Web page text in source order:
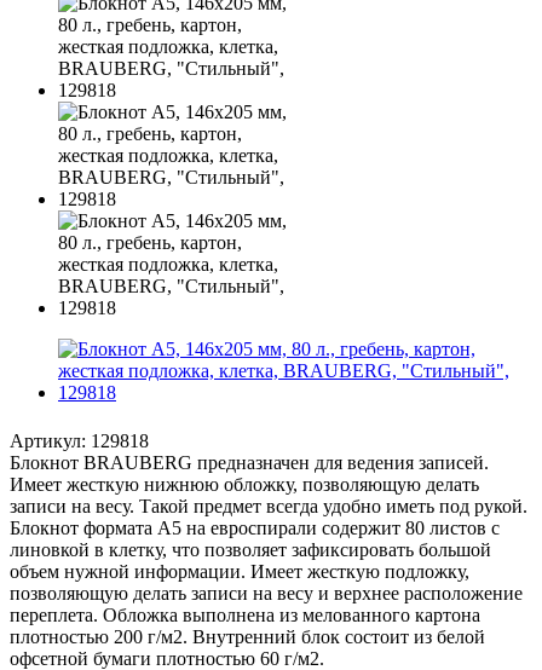
Артикул: 129818
Блокнот BRAUBERG предназначен для ведения записей.
Имеет жесткую нижнюю обложку, позволяющую делать
записи на весу. Такой предмет всегда удобно иметь под рукой.
Блокнот формата А5 на евроспирали содержит 80 листов с
линовкой в клетку, что позволяет зафиксировать большой
объем нужной информации. Имеет жесткую подложку,
позволяющую делать записи на весу и верхнее расположение
переплета. Обложка выполнена из мелованного картона
плотностью 200 г/м2. Внутренний блок состоит из белой
офсетной бумаги плотностью 60 г/м2.